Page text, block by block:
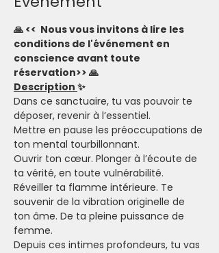
🙏 <<  Nous vous invitons à lire les
conditions de l'événement en
conscience avant toute
réservation>> 🙏
Description ✨
Dans ce sanctuaire, tu vas pouvoir te
déposer, revenir à l’essentiel.
Mettre en pause les préoccupations de
ton mental tourbillonnant.
Ouvrir ton cœur. Plonger à l’écoute de
ta vérité, en toute vulnérabilité.
Réveiller ta flamme intérieure. Te
souvenir de la vibration originelle de
ton âme. De ta pleine puissance de
femme.
Depuis ces intimes profondeurs, tu vas